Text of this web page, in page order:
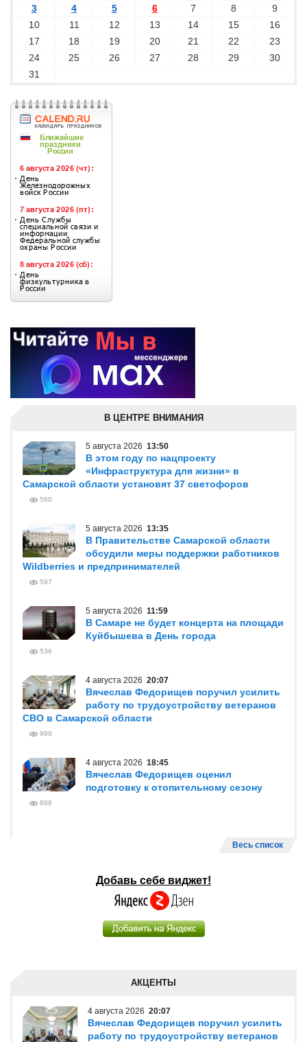
3 4 5 6 7 8
9
10
11 12 13 14 15
16
17
18 19 20 21 22
23
24
25 26 27 28 29
30
31
В ЦЕНТРЕ ВНИМАНИЯ
5 августа 2026 13:50
В этом году по нацпроекту
«Инфраструктура для жизни» в
Самарской области установят 37 светофоров
560
5 августа 2026 13:35
В Правительстве Самарской области
обсудили меры поддержки работников
Wildberries и предпринимателей
597
5 августа 2026 11:59
В Самаре не будет концерта на площади
Куйбышева в День города
536
4 августа 2026 20:07
Вячеслав Федорищев поручил усилить
работу по трудоустройству ветеранов
СВО в Самарской области
998
4 августа 2026 18:45
Вячеслав Федорищев оценил
подготовку к отопительному сезону
898
Весь список
Добавь себе виджет!
АКЦЕНТЫ
4 августа 2026 20:07
Вячеслав Федорищев поручил усилить
работу по трудоустройству ветеранов